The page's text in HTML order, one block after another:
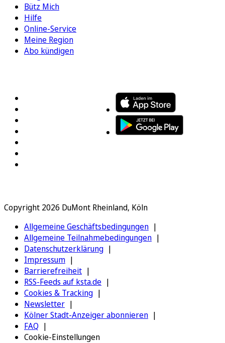
Bütz Mich
Hilfe
Online-Service
Meine Region
Abo kündigen
Copyright 2026 DuMont Rheinland, Köln
Allgemeine Geschäftsbedingungen
Allgemeine Teilnahmebedingungen
Datenschutzerklärung
Impressum
Barrierefreiheit
RSS-Feeds auf ksta.de
Cookies & Tracking
Newsletter
Kölner Stadt-Anzeiger abonnieren
FAQ
Cookie-Einstellungen